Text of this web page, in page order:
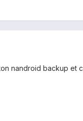
nandroid backup et